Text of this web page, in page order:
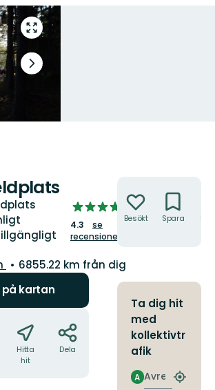
Gå
helskärmsläge
Nästa
4.2624777183600715
av
5
4.3
se
recensioner
6855.22 km från dig
på kartan
Hitta
hit
Dela
Besökt Spara
Ta dig hit
med
kollektivtr
afik
Avresa
A
Hitta